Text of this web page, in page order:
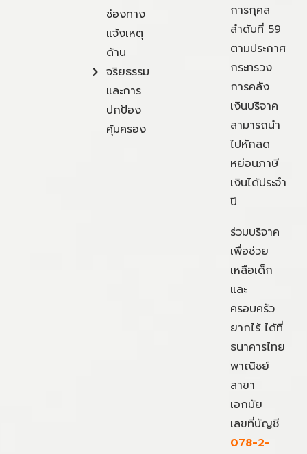
ช่องทาง
แจ้งเหตุ
ด้าน
จริยธรรม
และการ
ปกป้อง
คุ้มครอง
การกุศล
ลำดับที่ 59
ตามประกาศ
กระทรวง
การคลัง
เงินบริจาค
สามารถนำ
ไปหักลด
หย่อนภาษี
เงินได้ประจำ
ปี
ร่วมบริจาค
เพื่อช่วย
เหลือเด็ก
และ
ครอบครัว
ยากไร้ ได้ที่
ธนาคารไทย
พาณิชย์
สาขา
เอกมัย
เลขที่บัญชี
078-2-